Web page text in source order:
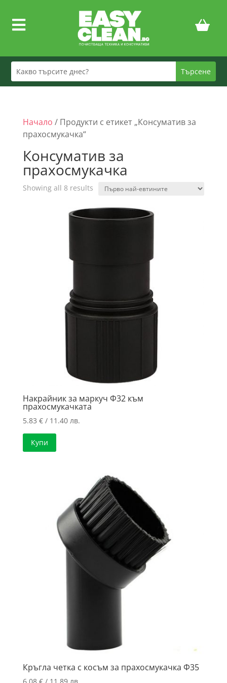

Начало / Продукти с етикет „Консуматив за
прахосмукачка“
Консуматив за
прахосмукачка
Showing all 8 resultsSorted
price:
low
Накрайник за маркуч Ф32 към
прахосмукачката
5.83 €/ 11.40 лв.
Купи
Кръгла четка с косъм за прахосмукачка Ф35